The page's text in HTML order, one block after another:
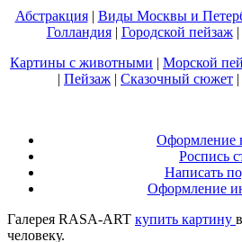
Абстракция| Виды Москвы и
Голландия| Городской пейзаж|
Картины с животными | Морской
| Пейзаж | Сказочный сюжет |
Оформление
Роспись
Написать
Оформление
Галерея RASA-ART купить картину
человеку.